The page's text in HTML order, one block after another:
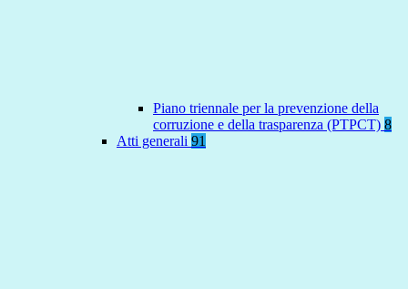
Piano triennale per la prevenzione della
corruzione e della trasparenza (PTPCT) 8
Atti generali 91